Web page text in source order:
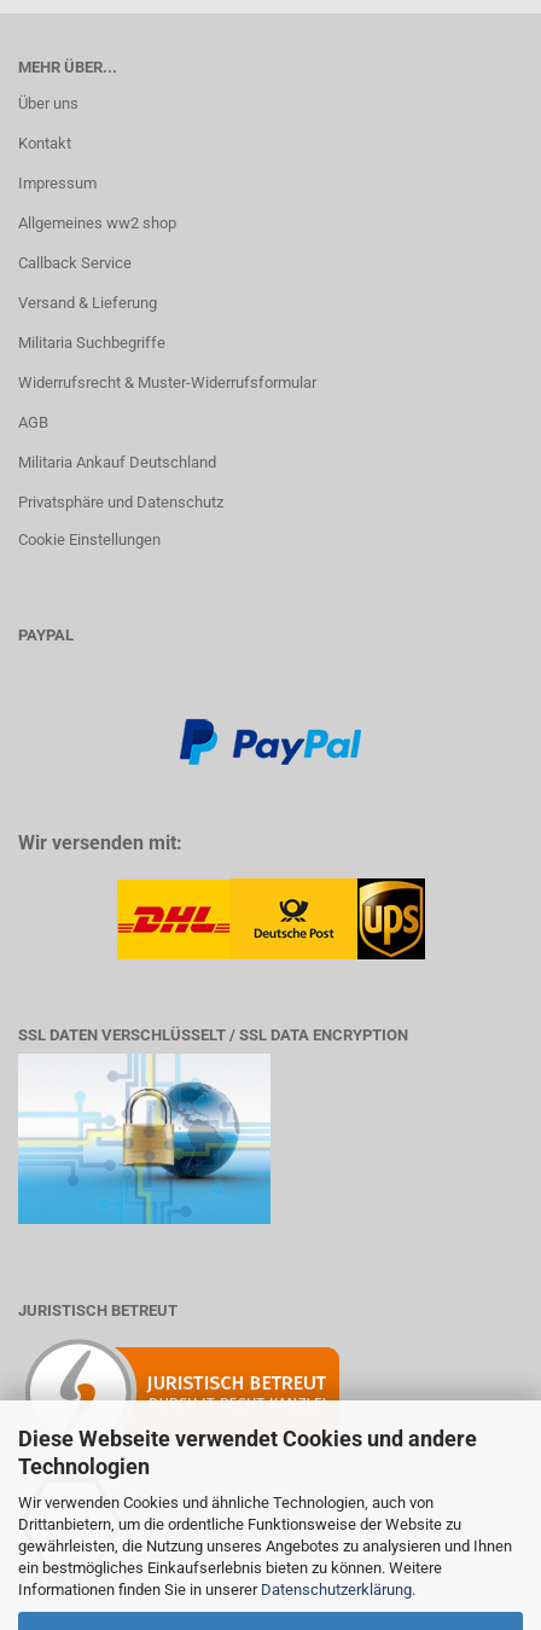
Diese Webseite verwendet Cookies und andere
Technologien
Wir verwenden Cookies und ähnliche Technologien, auch von
Drittanbietern, um die ordentliche Funktionsweise der Website zu
gewährleisten, die Nutzung unseres Angebotes zu analysieren und Ihnen
ein bestmögliches Einkaufserlebnis bieten zu können. Weitere
Informationen finden Sie in unserer Datenschutzerklärung.
MEHR ÜBER...
Über uns
Kontakt
Impressum
Allgemeines ww2 shop
Callback Service
Versand & Lieferung
Militaria Suchbegriffe
Widerrufsrecht & Muster-Widerrufsformular
AGB
Militaria Ankauf Deutschland
Privatsphäre und Datenschutz
Cookie Einstellungen
PAYPAL
Wir versenden mit:
SSL DATEN VERSCHLÜSSELT / SSL DATA ENCRYPTION
JURISTISCH BETREUT
Mitglied der Initiative "Fairness im Handel".
Informationen zur Initiative:
https://www.fairness-im-handel.de